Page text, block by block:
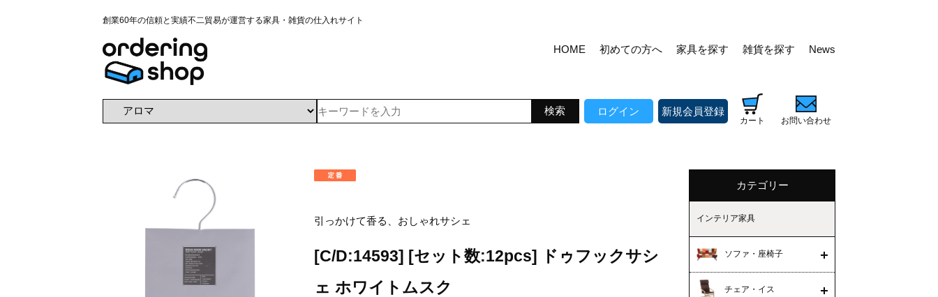
創業60年の信頼と実績不二貿易が運営する家具・雑貨の仕入れサイト
HOME 初めての方へ 家具を探す 雑貨を探す News
ログイン 新規会員登録
カート お問い合わせ
引っかけて香る、おしゃれサシェ
[C/D:14593] [セット数:12pcs] ドゥフックサシ
ェ ホワイトムスク
カテゴリー
インテリア家具
ソファ・座椅子
チェア・イス